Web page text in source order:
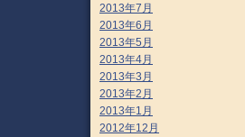
2013年7月
2013年6月
2013年5月
2013年4月
2013年3月
2013年2月
2013年1月
2012年12月